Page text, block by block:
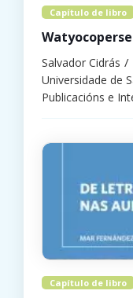
Capítulo de libro
Salvador Cidrás
Universidade de
Publicacións e
Capítulo de libro